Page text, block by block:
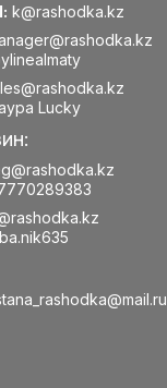
k@rashodka.kz
Lucky